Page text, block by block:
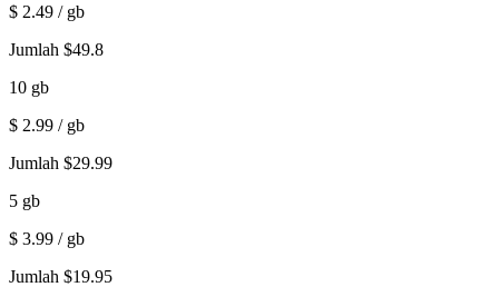
$ 2.49 / gb
Jumlah $49.8
10 gb
$ 2.99 / gb
Jumlah $29.99
5 gb
$ 3.99 / gb
Jumlah $19.95